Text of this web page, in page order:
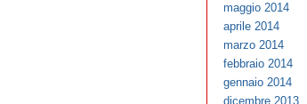
maggio 2014
aprile 2014
marzo 2014
febbraio 2014
gennaio 2014
dicembre 2013